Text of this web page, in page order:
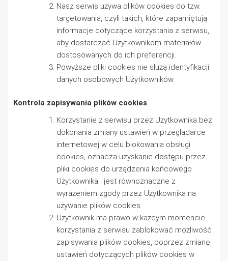
Nasz serwis używa plików cookies do tzw.
targetowania, czyli takich, które zapamiętują
informacje dotyczące korzystania z serwisu,
aby dostarczać Użytkownikom materiałów
dostosowanych do ich preferencji.
Powyższe pliki cookies nie służą identyfikacji
danych osobowych Użytkowników.
Kontrola zapisywania plików cookies
Korzystanie z serwisu przez Użytkownika bez
dokonania zmiany ustawień w przeglądarce
internetowej w celu blokowania obsługi
cookies, oznacza uzyskanie dostępu przez
pliki cookies do urządzenia końcowego
Użytkownika i jest równoznaczne z
wyrażeniem zgody przez Użytkownika na
używanie plików cookies.
Użytkownik ma prawo w każdym momencie
korzystania z serwisu zablokować możliwość
zapisywania plików cookies, poprzez zmianę
ustawień dotyczących plików cookies w